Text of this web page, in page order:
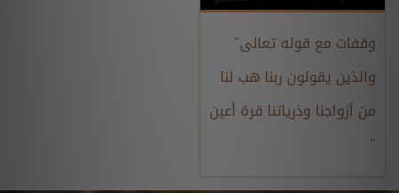
وقفات مع قوله تعالى"
والذين يقولون ربنا هب لنا
من أزواجنا وذرياتنا قرة أعين
"